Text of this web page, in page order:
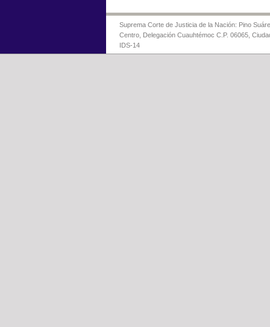
Suprema Corte de Justicia de la Nación: Pino
Centro, Delegación Cuauhtémoc C.P. 06065,
IDS-14